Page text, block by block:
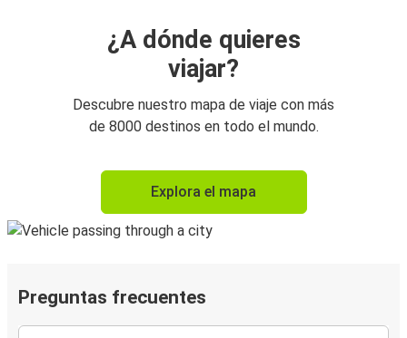
¿A dónde quieres
viajar?
Descubre nuestro mapa de viaje con más
de 8000 destinos en todo el mundo.
Explora el mapa
Preguntas frecuentes